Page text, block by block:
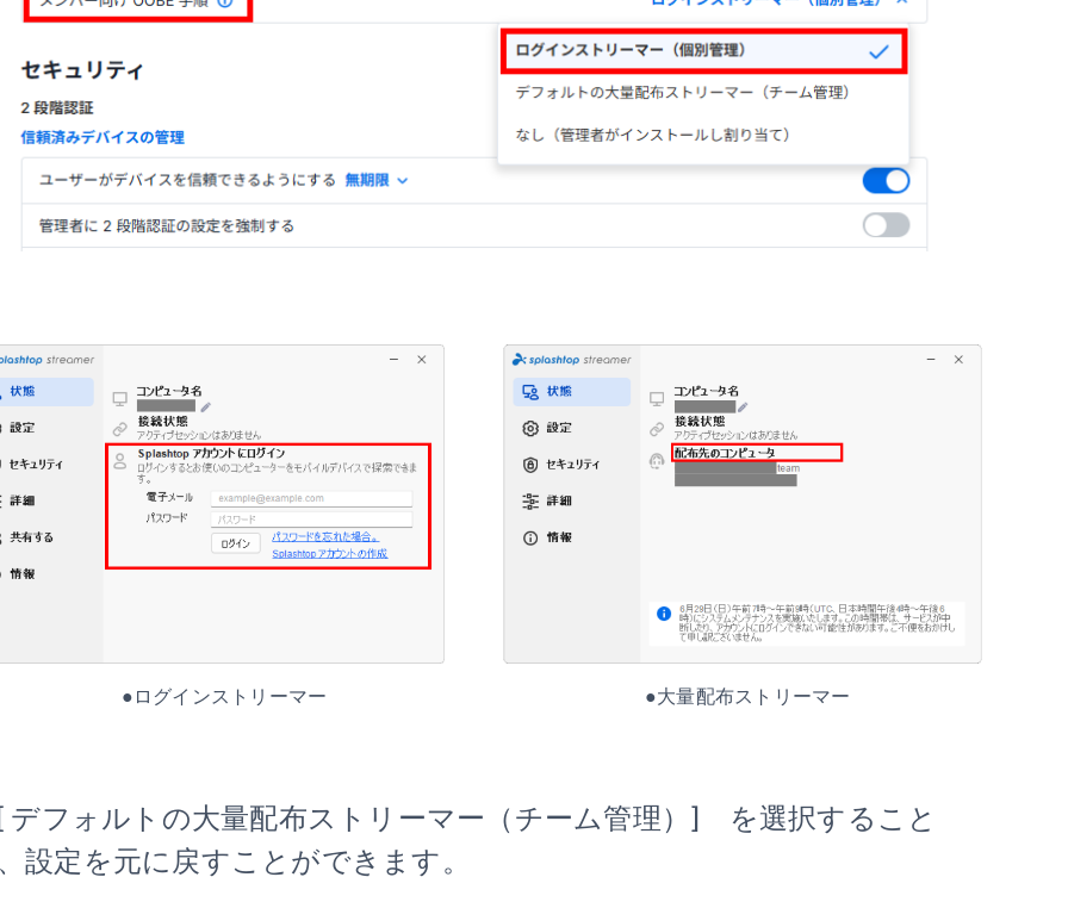
グインストリーマー ●大量配布ストリーマー
フォルトの大量配布ストリーマー（チーム管理）] を選択すること
設定を元に戻すことができます。